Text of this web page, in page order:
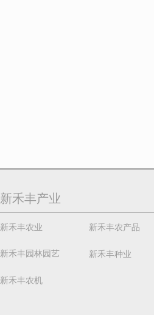
新禾丰产业
新禾丰农业
新禾丰园林园艺
新禾丰农机
新禾丰农产品
新禾丰种业